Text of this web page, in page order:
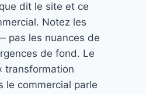
dit le site et ce
Notez les
pas les nuances de
de fond. Le
transformation
le commercial parle